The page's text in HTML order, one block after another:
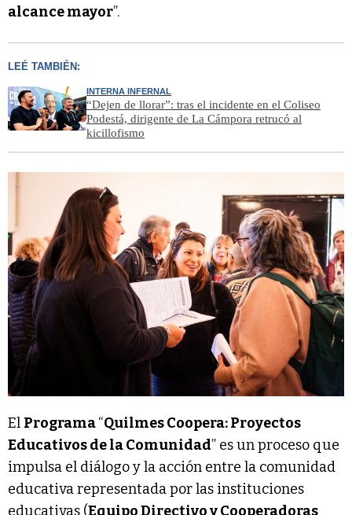
alcance mayor”.
LEÉ TAMBIÉN:
INTERNA INFERNAL
“Dejen de llorar”: tras el incidente en el Coliseo
Podestá, dirigente de La Cámpora retrucó al
kicillofismo
El Programa“Quilmes Coopera: Proyectos
Educativos de la Comunidad” es un proceso que
impulsa el diálogo y la acción entre la comunidad
educativa representada por las instituciones
educativas (Equipo Directivo y Cooperadoras